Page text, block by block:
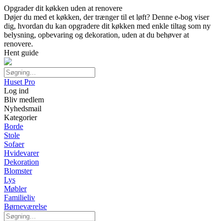
Opgrader dit køkken uden at renovere
Døjer du med et køkken, der trænger til et løft? Denne e-bog viser
dig, hvordan du kan opgradere dit køkken med enkle tiltag som ny
belysning, opbevaring og dekoration, uden at du behøver at
renovere.
Hent guide
Huset Pro
Log ind
Bliv medlem
Nyhedsmail
Kategorier
Borde
Stole
Sofaer
Hvidevarer
Dekoration
Blomster
Lys
Møbler
Familieliv
Børneværelse